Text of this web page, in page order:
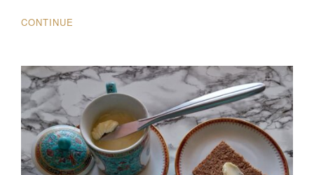
CONTINUE